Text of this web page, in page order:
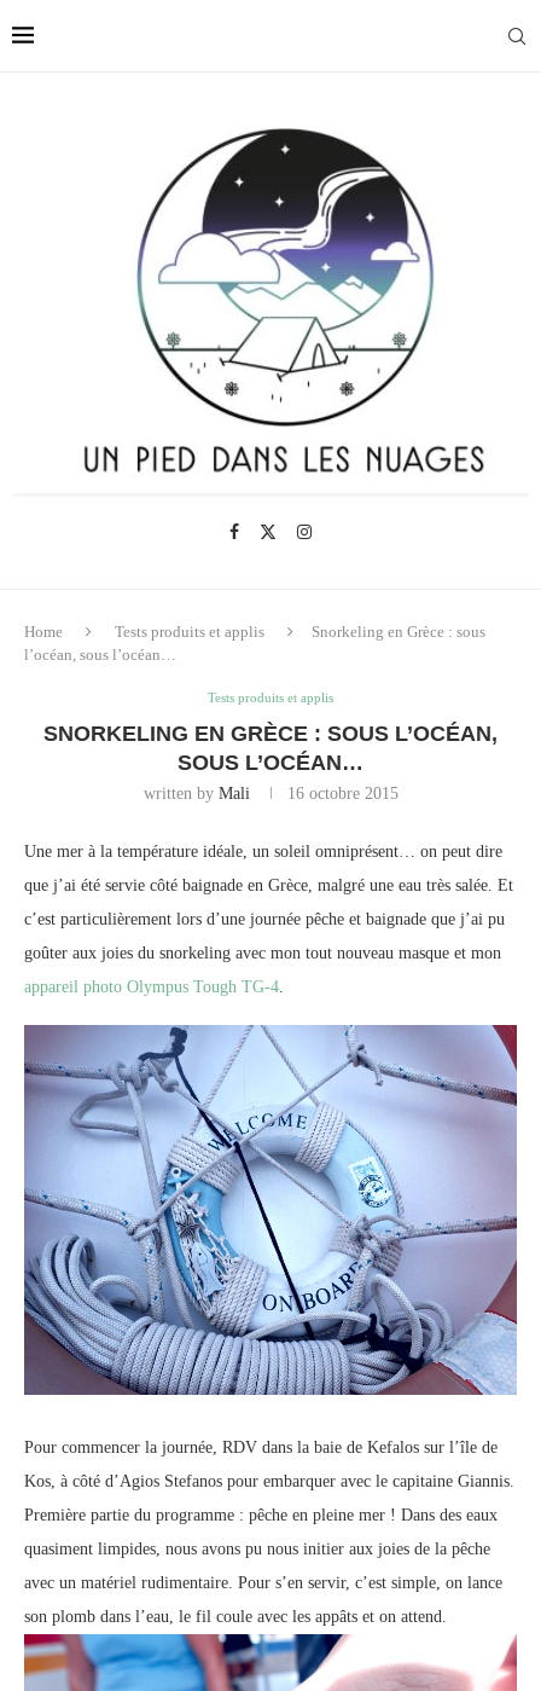
Home Tests produits et applis
Snorkeling en Grèce : sous
l’océan, sous l’océan…
Tests produits et applis
SNORKELING EN GRÈCE : SOUS L’OCÉAN,
SOUS L’OCÉAN…
written by Mali 16 octobre 2015
Une mer à la température idéale, un soleil omniprésent… on peut dire
que j’ai été servie côté baignade en Grèce, malgré une eau très salée. Et
c’est particulièrement lors d’une journée pêche et baignade que j’ai pu
goûter aux joies du snorkeling avec mon tout nouveau masque et mon
appareil photo Olympus Tough TG-4.
Pour commencer la journée, RDV dans la baie de Kefalos sur l’île de
Kos, à côté d’Agios Stefanos pour embarquer avec le capitaine Giannis.
Première partie du programme : pêche en pleine mer ! Dans des eaux
quasiment limpides, nous avons pu nous initier aux joies de la pêche
avec un matériel rudimentaire. Pour s’en servir, c’est simple, on lance
son plomb dans l’eau, le fil coule avec les appâts et on attend.